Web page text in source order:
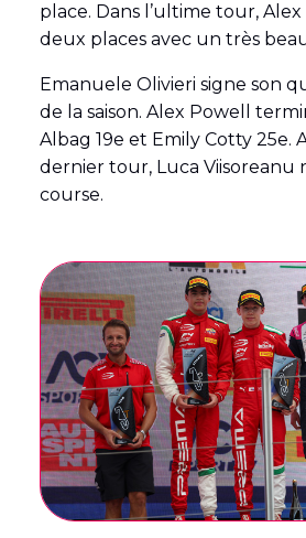
place. Dans l’ultime tour,
deux places avec un très
Emanuele Olivieri signe son
de la saison. Alex Powell
Albag 19e et Emily Cotty 25e.
dernier tour, Luca Viisoreanu
course.